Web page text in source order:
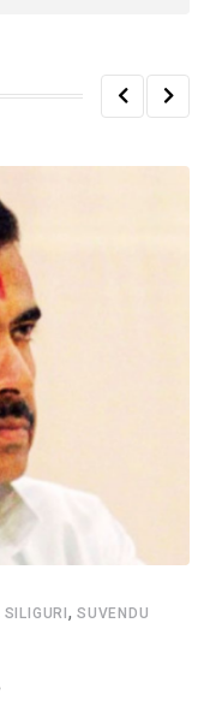
SILIGURI,SUVENDU